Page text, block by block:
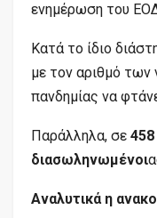
ενημέρωση του
Κατά το ίδιο
με τον αριθμό των
πανδημίας να
Παράλληλα, σε 458
διασωληνωμένοι
Αναλυτικά η